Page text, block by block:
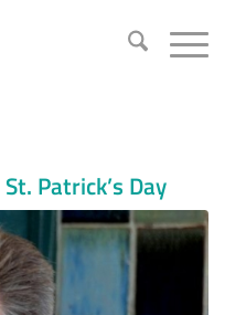
St. Patrick’s Day